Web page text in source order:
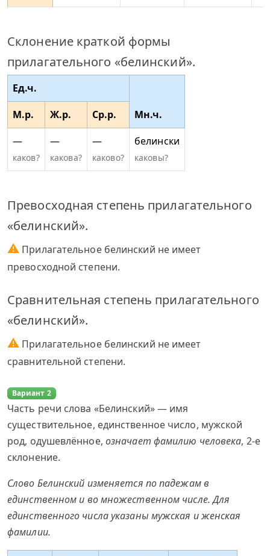
Склонение краткой формы
прилагательного «белинский».
Ед.ч.
Мн.ч.
М.р. Ж.р.
Ср.р.
—
каков?
—
какова?
—
каково?
белински
каковы?
Превосходная степень прилагательного
«белинский».
⚠ Прилагательное белинский не имеет
превосходной степени.
Сравнительная степень прилагательного
«белинский».
⚠ Прилагательное белинский не имеет
сравнительной степени.
Вариант 2
Часть речи слова «Белинский» — имя
существительное, единственное число, мужской
род, одушевлённое, означает фамилию человека, 2-е
склонение.
Слово Белинский изменяется по падежам в
единственном и во множественном числе. Для
единственного числа указаны мужская и женская
фамилии.